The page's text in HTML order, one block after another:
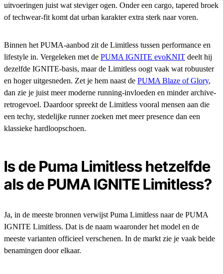
uitvoeringen juist wat steviger ogen. Onder een cargo, tapered broek
of techwear-fit komt dat urban karakter extra sterk naar voren.
Binnen het PUMA-aanbod zit de Limitless tussen performance en
lifestyle in. Vergeleken met de PUMA IGNITE evoKNIT deelt hij
dezelfde IGNITE-basis, maar de Limitless oogt vaak wat robuuster
en hoger uitgesneden. Zet je hem naast de PUMA Blaze of Glory,
dan zie je juist meer moderne running-invloeden en minder archive-
retrogevoel. Daardoor spreekt de Limitless vooral mensen aan die
een techy, stedelijke runner zoeken met meer presence dan een
klassieke hardloopschoen.
Is de Puma Limitless hetzelfde
als de PUMA IGNITE Limitless?
Ja, in de meeste bronnen verwijst Puma Limitless naar de PUMA
IGNITE Limitless. Dat is de naam waaronder het model en de
meeste varianten officieel verschenen. In de markt zie je vaak beide
benamingen door elkaar.